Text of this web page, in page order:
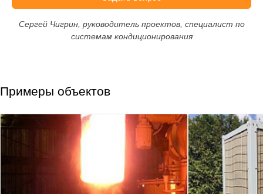
Сергей Чигрин, руководитель проектов, специалист по
системам кондиционирования
Примеры объектов